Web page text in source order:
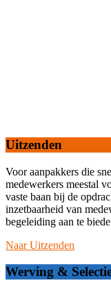
Uitzenden
Voor aanpakkers die
medewerkers meestal
vaste baan bij de
inzetbaarheid van
begeleiding aan te
Naar Uitzenden
Werving &